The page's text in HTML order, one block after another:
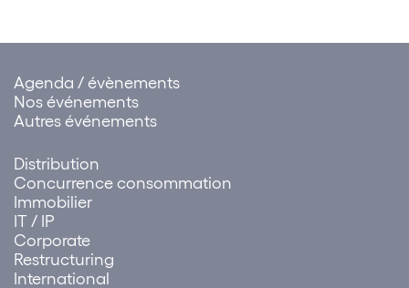
Agenda / évènements
Nos événements
Autres événements
Distribution
Concurrence consommation
Immobilier
IT / IP
Corporate
Restructuring
International